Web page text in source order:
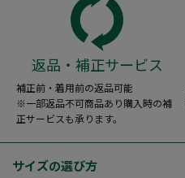
返品・補正サービス
補正前・着用前の返品可能
※一部返品不可商品あり購入時の補
正サービスも承ります。
サイズの選び方